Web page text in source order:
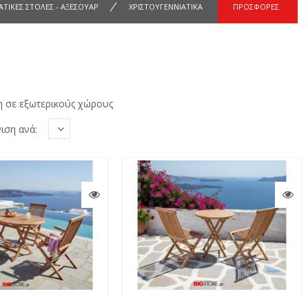
ΣΤΟΛΕΣ - ΑΞΕΣΟΥΑΡ ΧΡΙΣΤΟΥΓΕΝΝΙΑΤΙΚΑ ΠΡΟΣΦΟΡΕΣ
σε εξωτερικούς χώρους
ανά: